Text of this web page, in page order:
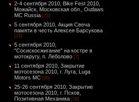
2-4 сентября 2010, Bike Fest 2010,
Можайск, Московская обл., Outlaws
MC Russia [25]
5 сентября 2010, Акция Свеча
памяти в честь Алексея Барсукова
[23]
5 сентября 2010,
"Сосискосжигание" на костре в
мотокругу, п. Леболово [7]
11 сентября 2010, Закрытие
мотосезона 2010, г. Луга, Luga
Motors MC [95]
25-26 сентября 2010, Закрытие
мотосезона 2010, г. Псков,
Позитивная Механика [76]